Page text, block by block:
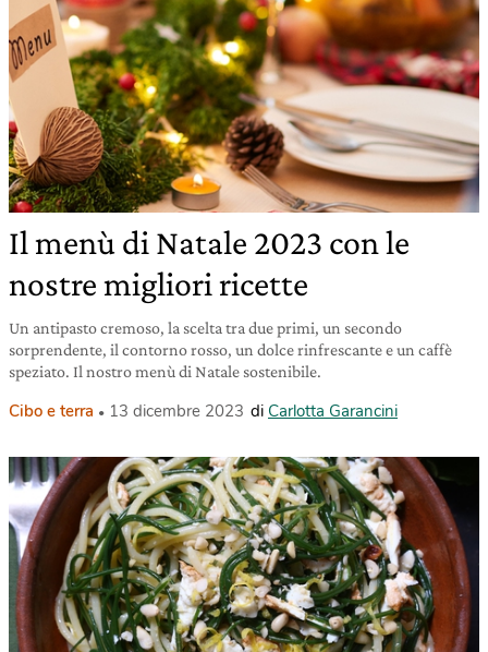
Il menù di Natale 2023 con le
nostre migliori ricette
Un antipasto cremoso, la scelta tra due primi, un secondo
sorprendente, il contorno rosso, un dolce rinfrescante e un caffè
speziato. Il nostro menù di Natale sostenibile.
Cibo e terra 13 dicembre 2023 di Carlotta Garancini